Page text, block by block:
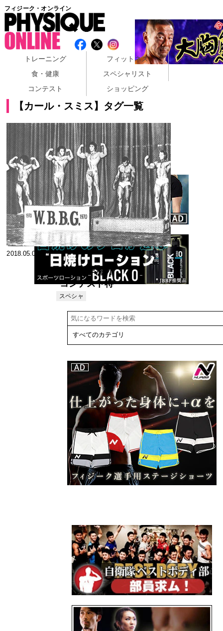
フィジーク・オンライン
トレーニング
フィットネス
食・健康
スペシャリスト
コンテスト
ショッピング
【カール・スミス】タグ一覧
2018.05.08
《七〇年海外
コンテスト特
集》
スペシャ